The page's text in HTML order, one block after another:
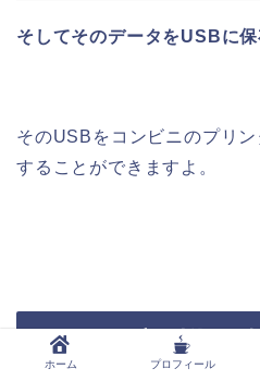
そしてそのデータをUSBに保
そのUSBをコンビニのプリ
することができますよ。
テキスト印刷代の
ホーム プロフィール